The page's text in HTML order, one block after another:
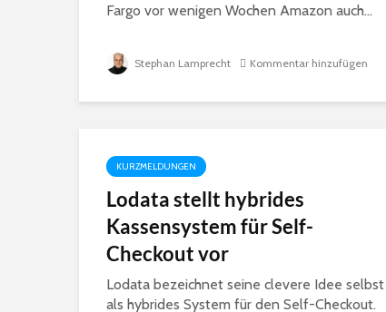
Fargo vor wenigen Wochen Amazon auch...
Stephan Lamprecht Kommentar hinzufügen
KURZMELDUNGEN
Lodata stellt hybrides
Kassensystem für Self-
Checkout vor
Lodata bezeichnet seine clevere Idee selbst
als hybrides System für den Self-Checkout.